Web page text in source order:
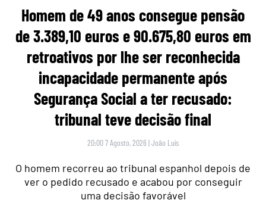
Homem de 49 anos consegue pensão
de 3.389,10 euros e 90.675,80 euros em
retroativos por lhe ser reconhecida
incapacidade permanente após
Segurança Social a ter recusado:
tribunal teve decisão final
20:00 7 Agosto, 2026 |João Luís
O homem recorreu ao tribunal espanhol depois de
ver o pedido recusado e acabou por conseguir
uma decisão favorável